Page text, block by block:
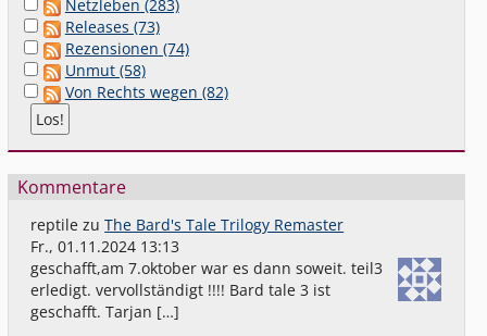
Netzleben (283)
Releases (73)
Rezensionen (74)
Unmut (58)
Von Rechts wegen (82)
Kommentare
reptile zuThe Bard's Tale Trilogy Remaster
Fr., 01.11.2024 13:13
geschafft,am 7.oktober war es dann soweit. teil3
erledigt. vervollständigt !!!! Bard tale 3 ist
geschafft. Tarjan […]